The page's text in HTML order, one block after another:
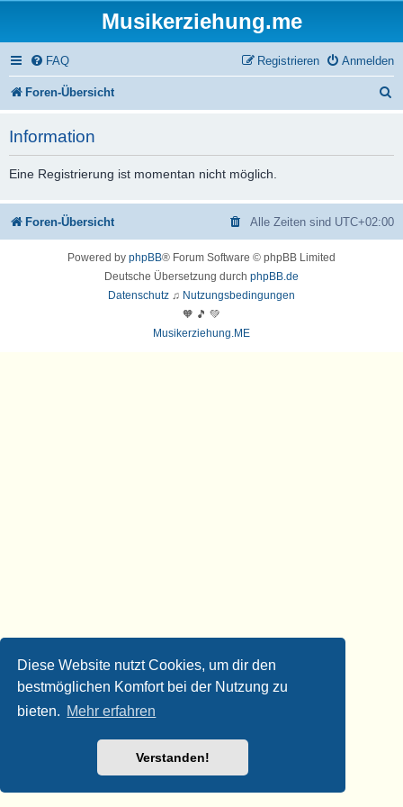
Diese Website nutzt Cookies, um dir den
bestmöglichen Komfort bei der Nutzung zu
bieten. Mehr erfahren
Verstanden!
Musikerziehung.me
FAQ Anmelden
Registrieren
Foren-Übersicht
Information
Eine Registrierung ist momentan nicht möglich.
Foren-Übersicht Alle Zeiten sind UTC+02:00
Powered by phpBB® Forum Software © phpBB Limited
Deutsche Übersetzung durch phpBB.de
Datenschutz ♫ Nutzungsbedingungen
🧡 🎵 💚
Musikerziehung.ME